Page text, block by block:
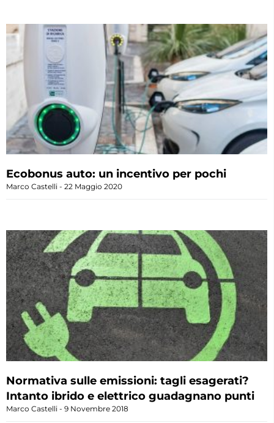
Ecobonus auto: un incentivo per pochi
Marco Castelli 22 Maggio 2020
Normativa sulle emissioni: tagli esagerati?
Intanto ibrido e elettrico guadagnano punti
Marco Castelli 9 Novembre 2018